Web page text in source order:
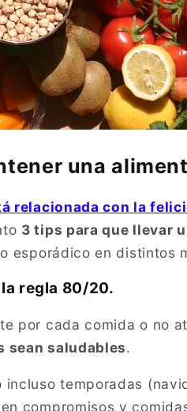
una
relacionada con la
3 tips para que llevar
esporádico en distintos
regla 80/20.
por cada comida o no
sean saludables.
incluso temporadas
compromisos y